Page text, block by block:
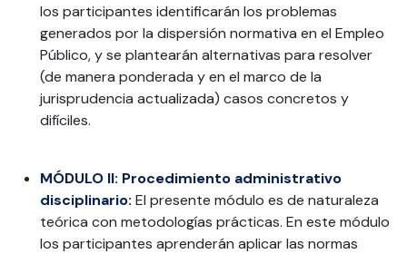
los participantes identificarán los problemas
generados por la dispersión normativa en el Empleo
Público, y se plantearán alternativas para resolver
(de manera ponderada y en el marco de la
jurisprudencia actualizada) casos concretos y
difíciles.
MÓDULO II: Procedimiento administrativo
disciplinario: El presente módulo es de naturaleza
teórica con metodologías prácticas. En este módulo
los participantes aprenderán aplicar las normas